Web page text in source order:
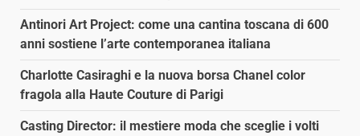
Antinori Art Project: come una cantina toscana di 600
anni sostiene l’arte contemporanea italiana
Charlotte Casiraghi e la nuova borsa Chanel color
fragola alla Haute Couture di Parigi
Casting Director: il mestiere moda che sceglie i volti